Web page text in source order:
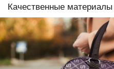
Качественные материалы